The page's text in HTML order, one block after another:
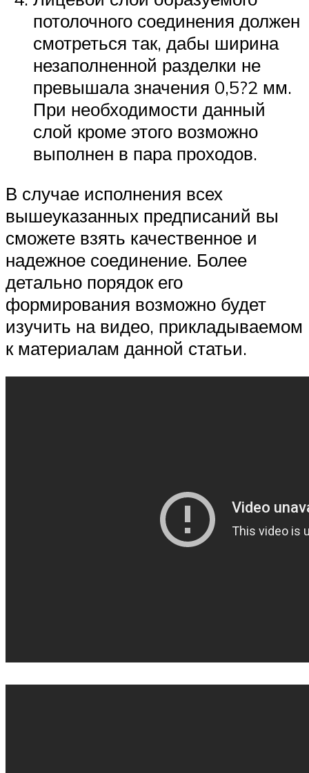
потолочного соединения должен
смотреться так, дабы ширина
незаполненной разделки не
превышала значения 0,5?2 мм.
При необходимости данный
слой кроме этого возможно
выполнен в пара проходов.
В случае исполнения всех
вышеуказанных предписаний вы
сможете взять качественное и
надежное соединение. Более
детально порядок его
формирования возможно будет
изучить на видео, прикладываемом
к материалам данной статьи.